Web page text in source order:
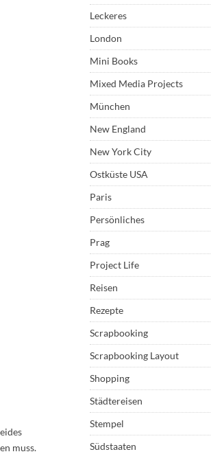
muss.
Leckeres
London
Mini Books
Mixed Media Projects
München
New England
New York City
Ostküste USA
Paris
Persönliches
Prag
Project Life
Reisen
Rezepte
Scrapbooking
Scrapbooking Layout
Shopping
Städtereisen
Stempel
Südstaaten